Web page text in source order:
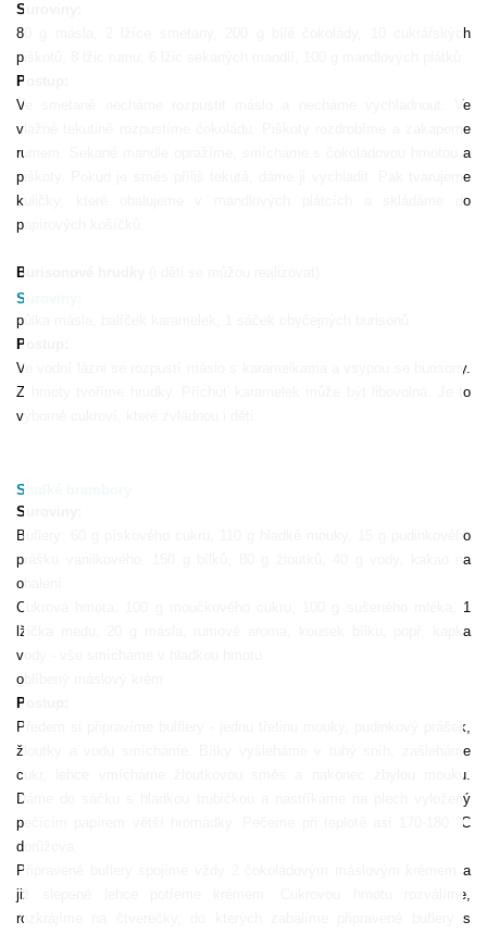
Suroviny:
80 g másla, 2 lžíce smetany, 200 g bílé čokolády, 10 cukrářských
piškotů, 8 lžic rumu, 6 lžic sekaných mandlí, 100 g mandlových plátků
Postup:
Ve smetaně necháme rozpustit máslo a necháme vychladnout. Ve
vlažné tekutině rozpustíme čokoládu. Piškoty rozdrobíme a zakapeme
rumem. Sekané mandle opražíme, smícháme s čokoládovou hmotou a
piškoty. Pokud je směs příliš tekutá, dáme ji vychladit. Pak tvarujeme
kuličky, které obalujeme v mandlových plátcích a skládáme do
papírových košíčků.
Burisonové hrudky
Suroviny:
půlka másla, balíček karamelek, 1 sáček obyčejných burisonů
Postup:
Ve vodní lázni se rozpustí máslo s karamelkama a vsypou se burisony.
Z hmoty tvoříme hrudky. Příchuť karamelek může být libovolná. Je to
výborné cukroví, které zvládnou i děti.
Sladké brambory
Suroviny:
Buflery: 60 g pískového cukru, 110 g hladké mouky, 15 g pudinkového
prášku vanilkového, 150 g bílků, 80 g žloutků, 40 g vody, kakao na
obalení
Cukrová hmota: 100 g moučkového cukru, 100 g sušeného mléka, 1
lžička medu, 20 g másla, rumové aroma, kousek bílku, popř, kapka
vody - vše smícháme v hladkou hmotu
oblíbený máslový krém
Postup:
Předem si připravíme bulflery - jednu třetinu mouky, pudinkový prášek,
žloutky a vodu smícháme. Bílky vyšleháme v tuhý sníh, zašleháme
cukr, lehce vmícháme žloutkovou směs a nakonec zbylou mouku.
Dáme do sáčku s hladkou trubičkou a nastříkáme na plech vyložený
pečícím papírem větší hromádky. Pečeme při teplotě asi 170-180 °C
dorůžova.
Připravené buflery spojíme vždy 2 čokoládovým máslovým krémem a
již slepené lehce potřeme krémem. Cukrovou hmotu rozválíme,
rozkrájíme na čtverečky, do kterých zabalíme připravené buflery s